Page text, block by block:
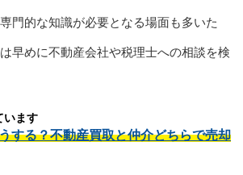
門的な知識が必要となる場面も多いた
早めに不動産会社や税理士への相談を検
います
する？不動産買取と仲介どちらで売却